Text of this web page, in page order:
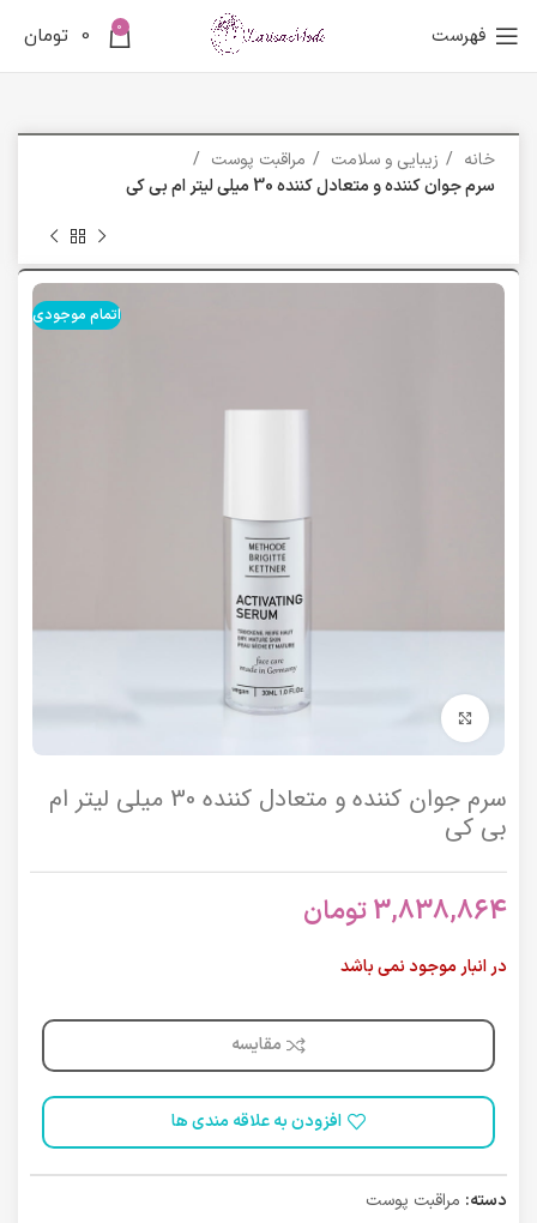
فهرست 0
0 تومان
خانه زیبایی و سلامت
مراقبت پوست
سرم جوان کننده و متعادل کننده 30 میلی لیتر ام بی کی
اتمام موجودی
برای بزرگنمایی کلیک کنید
سرم جوان کننده و متعادل کننده 30 میلی لیتر ام
بی کی
3,838,864تومان
در انبار موجود نمی باشد
مقایسه
افزودن به علاقه مندی ها
دسته: مراقبت پوست